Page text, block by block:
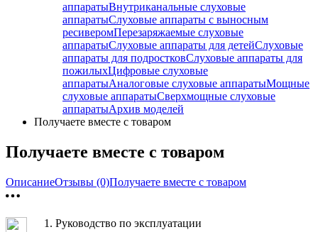
аппаратыВнутриканальные слуховые
аппаратыСлуховые аппараты с выносным
ресиверомПерезаряжаемые слуховые
аппаратыСлуховые аппараты для детейСлуховые
аппараты для подростковСлуховые аппараты для
пожилыхЦифровые слуховые
аппаратыАналоговые слуховые аппаратыМощные
слуховые аппаратыСверхмощные слуховые
аппаратыАрхив моделей
Получаете вместе с товаром
Получаете вместе с товаром
ОписаниеОтзывы (0)Получаете вместе с товаром
1. Руководство по эксплуатации